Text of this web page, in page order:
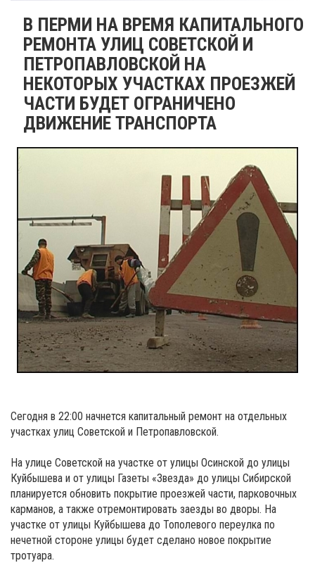
В ПЕРМИ НА ВРЕМЯ КАПИТАЛЬНОГО
РЕМОНТА УЛИЦ СОВЕТСКОЙ И
ПЕТРОПАВЛОВСКОЙ НА
НЕКОТОРЫХ УЧАСТКАХ ПРОЕЗЖЕЙ
ЧАСТИ БУДЕТ ОГРАНИЧЕНО
ДВИЖЕНИЕ ТРАНСПОРТА
Сегодня в 22:00 начнется капитальный ремонт на отдельных
участках улиц Советской и Петропавловской.
На улице Советской на участке от улицы Осинской до улицы
Куйбышева и от улицы Газеты «Звезда» до улицы Сибирской
планируется обновить покрытие проезжей части, парковочных
карманов, а также отремонтировать заезды во дворы. На
участке от улицы Куйбышева до Тополевого переулка по
нечетной стороне улицы будет сделано новое покрытие
тротуара.